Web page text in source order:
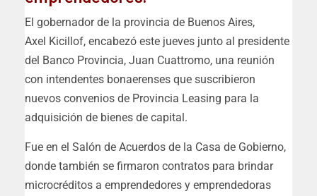
El gobernador de la provincia de Buenos Aires,
Axel Kicillof, encabezó este jueves junto al presidente
del Banco Provincia, Juan Cuattromo, una reunión
con intendentes bonaerenses que suscribieron
nuevos convenios de Provincia Leasing para la
adquisición de bienes de capital.
Fue en el Salón de Acuerdos de la Casa de Gobierno,
donde también se firmaron contratos para brindar
microcréditos a emprendedores y emprendedoras